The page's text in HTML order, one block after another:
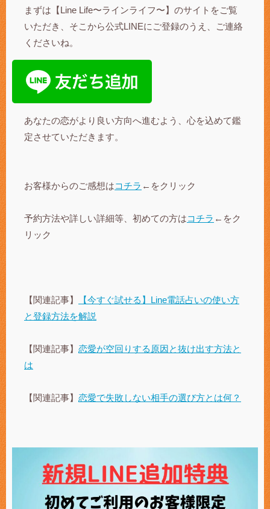
まずは【Line Life〜ラインライフ〜】のサイトをご覧
いただき、そこから公式LINEにご登録のうえ、ご連絡
くださいね。
あなたの恋がより良い方向へ進むよう、心を込めて鑑
定させていただきます。
お客様からのご感想はコチラ ←をクリック
予約方法や詳しい詳細等、初めての方はコチラ ←をク
リック
【関連記事】
【今すぐ試せる】Line電話占いの使い方
と登録方法を解説
【関連記事】 恋愛が空回りする原因と抜け出す方法と
は
【関連記事】 恋愛で失敗しない相手の選び方とは何？